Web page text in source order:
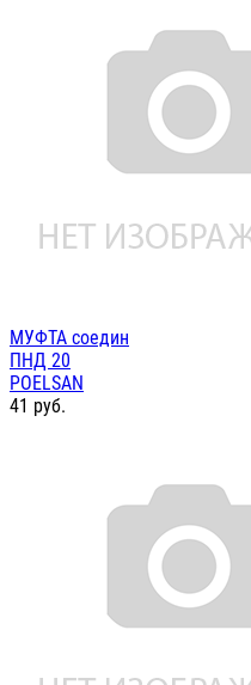
МУФТА соедин
ПНД 20
POELSAN
41 руб.